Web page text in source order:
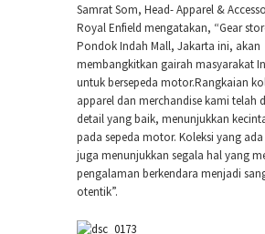
Samrat Som, Head- Apparel &
Royal Enfield mengatakan, “Gear
Pondok Indah Mall, Jakarta ini, akan
membangkitkan gairah masyarakat
untuk bersepeda motor.Rangkaian
apparel dan merchandise kami telah
detail yang baik, menunjukkan
pada sepeda motor. Koleksi yang
juga menunjukkan segala hal yang
pengalaman berkendara menjadi
otentik”.